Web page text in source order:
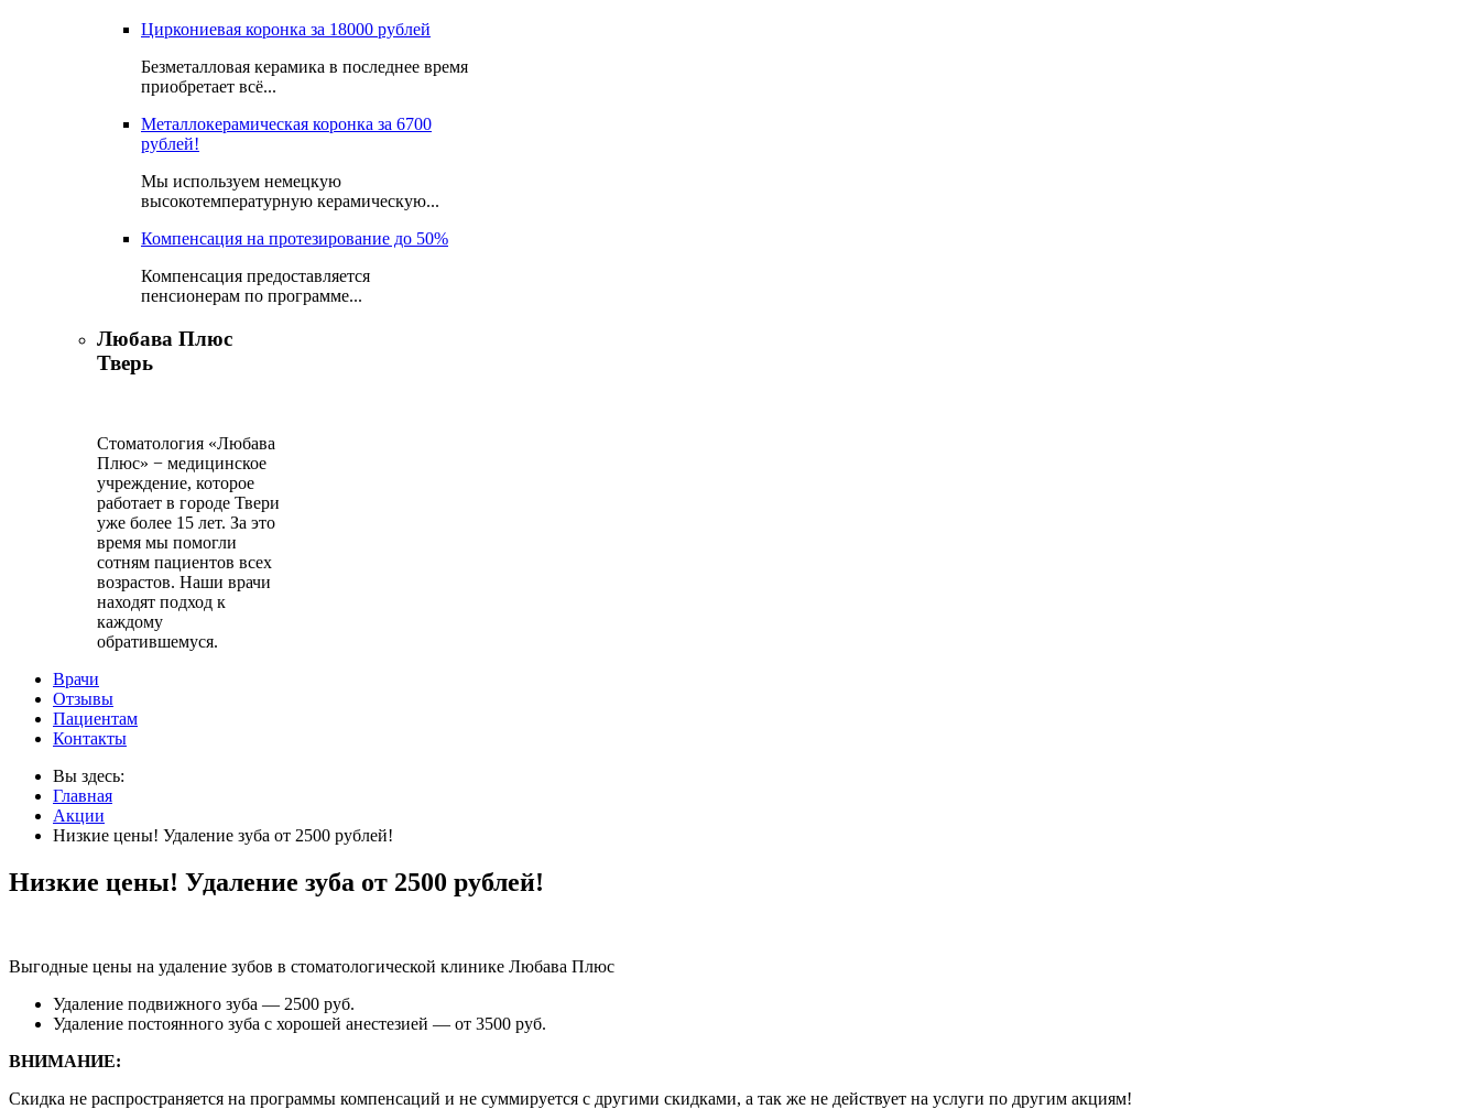
Циркониевая коронка за 18000 рублей
Безметалловая керамика в последнее время
приобретает всё...
Металлокерамическая коронка за 6700
рублей!
Мы используем немецкую
высокотемпературную керамическую...
Компенсация на протезирование до 50%
Компенсация предоставляется
пенсионерам по программе...
Любава Плюс
Тверь
Стоматология «Любава
Плюс» − медицинское
учреждение, которое
работает в городе Твери
уже более 15 лет. За это
время мы помогли
сотням пациентов всех
возрастов. Наши врачи
находят подход к
каждому
обратившемуся.
Врачи
Отзывы
Пациентам
Контакты
Вы здесь:
Главная
Акции
Низкие цены! Удаление зуба от 2500 рублей!
Низкие цены! Удаление зуба от 2500 рублей!
Выгодные цены на удаление зубов в стоматологической клинике Любава Плюс
Удаление подвижного зуба — 2500 руб.
Удаление постоянного зуба с хорошей анестезией — от 3500 руб.
ВНИМАНИЕ:
Скидка не распространяется на программы компенсаций и не суммируется с другими скидками, а так же не действует на услуги по другим акциям!